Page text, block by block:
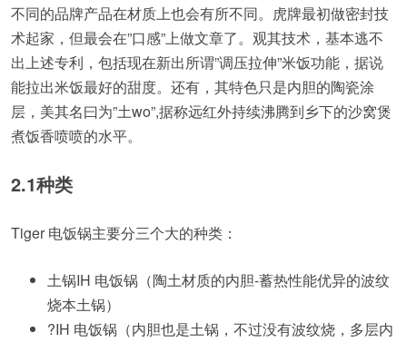
不同的品牌产品在材质上也会有所不同。虎牌最初做密封技
术起家，但最会在”口感”上做文章了。观其技术，基本逃不
出上述专利，包括现在新出所谓”调压拉伸”米饭功能，据说
能拉出米饭最好的甜度。还有，其特色只是内胆的陶瓷涂
层，美其名曰为”土wo”,据称远红外持续沸腾到乡下的沙窝煲
煮饭香喷喷的水平。
2.1种类
Tiger 电饭锅主要分三个大的种类：
土锅IH 电饭锅（陶土材质的内胆-蓄热性能优异的波纹
烧本土锅）
?IH 电饭锅（内胆也是土锅，不过没有波纹烧，多层内